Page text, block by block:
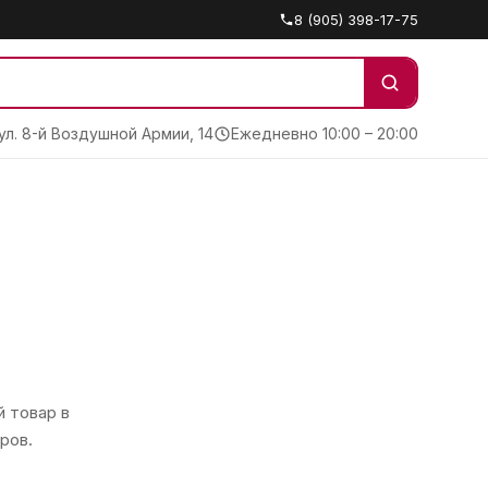
8 (905) 398-17-75
8-й Воздушной Армии, 14 Ежедневно 10:00 – 20:00
товар в